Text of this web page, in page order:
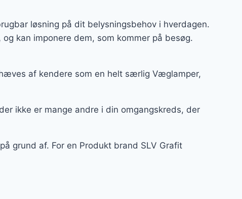
løsning på dit belysningsbehov i hverdagen.
kan imponere dem, som kommer på besøg.
af kendere som en helt særlig Væglamper,
ikke er mange andre i din omgangskreds, der
grund af. For en Produkt brand SLV Grafit